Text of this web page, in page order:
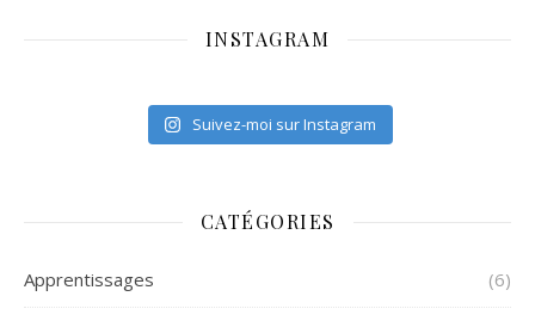
INSTAGRAM
Suivez-moi sur Instagram
CATÉGORIES
Apprentissages (6)